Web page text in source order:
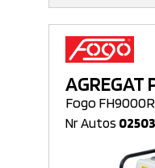
AGREGAT
Fogo FH9000R
Nr Autos